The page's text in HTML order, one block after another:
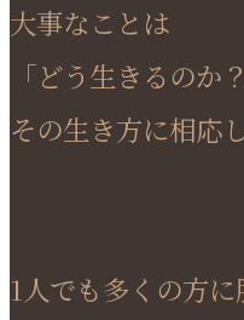
大事なことは
「どう生きるのか
その生き方に相応
1人でも多くの方に